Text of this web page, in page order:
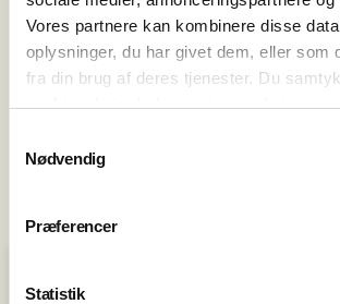
Vores partnere kan kombinere disse
oplysninger, du har givet dem, eller som
fra din brug af deres tjenester. Du
cookies, hvis du fortsætter med at
Nødvendig
Præferencer
Statistik